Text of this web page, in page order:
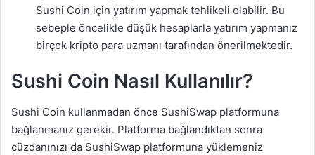
Sushi Coin için yatırım yapmak tehlikeli olabilir. Bu
sebeple öncelikle düşük hesaplarla yatırım yapmanız
birçok kripto para uzmanı tarafından önerilmektedir.
Sushi Coin Nasıl Kullanılır?
Sushi Coin kullanmadan önce SushiSwap platformuna
bağlanmanız gerekir. Platforma bağlandıktan sonra
cüzdanınızı da SushiSwap platformuna yüklemeniz